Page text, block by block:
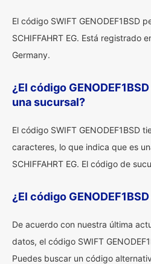
El código SWIFT GENODEF1BSD
SCHIFFAHRT EG. Está registrado
Germany.
¿El código
una sucursal?
El código SWIFT GENODEF1BSD
caracteres, lo que indica que es
SCHIFFAHRT EG. El código de
¿El código
De acuerdo con nuestra última
datos, el código SWIFT
Puedes buscar un código